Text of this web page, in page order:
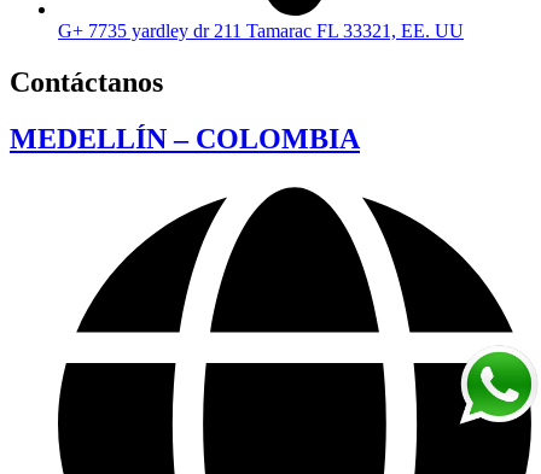
G+ 7735 yardley dr 211 Tamarac FL 33321, EE. UU
Contáctanos
MEDELLÍN – COLOMBIA